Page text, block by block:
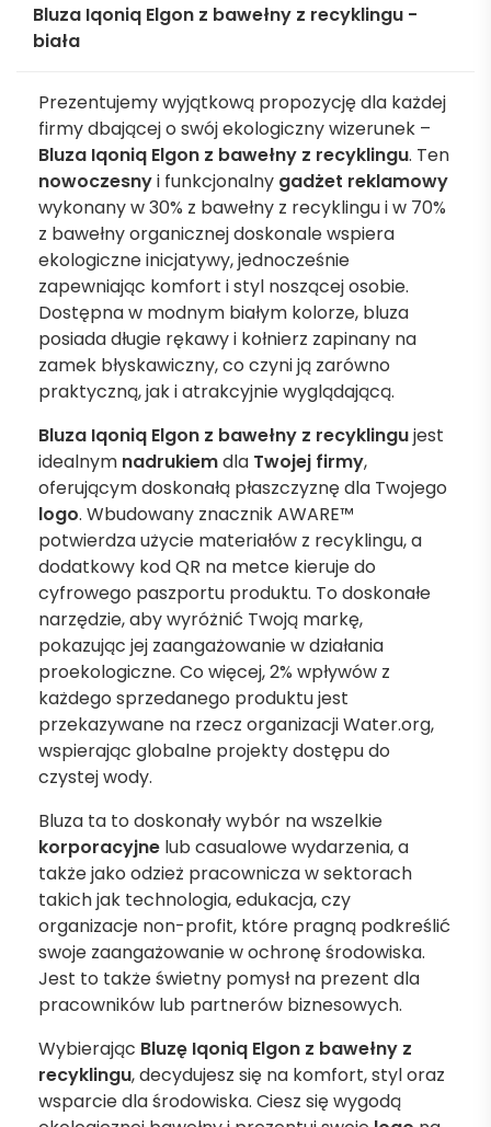
Bluza Iqoniq Elgon z bawełny z recyklingu -
biała
Prezentujemy wyjątkową propozycję dla każdej
firmy dbającej o swój ekologiczny wizerunek –
Bluza Iqoniq Elgon z bawełny z recyklingu. Ten
nowoczesnyi funkcjonalny gadżet reklamowy
wykonany w 30% z bawełny z recyklingu i w 70%
z bawełny organicznej doskonale wspiera
ekologiczne inicjatywy, jednocześnie
zapewniając komfort i styl noszącej osobie.
Dostępna w modnym białym kolorze, bluza
posiada długie rękawy i kołnierz zapinany na
zamek błyskawiczny, co czyni ją zarówno
praktyczną, jak i atrakcyjnie wyglądającą.
Bluza Iqoniq Elgon z bawełny z recyklingujest
idealnym nadrukiemdla Twojej firmy,
oferującym doskonałą płaszczyznę dla Twojego
logo. Wbudowany znacznik AWARE™
potwierdza użycie materiałów z recyklingu, a
dodatkowy kod QR na metce kieruje do
cyfrowego paszportu produktu. To doskonałe
narzędzie, aby wyróżnić Twoją markę,
pokazując jej zaangażowanie w działania
proekologiczne. Co więcej, 2% wpływów z
każdego sprzedanego produktu jest
przekazywane na rzecz organizacji Water.org,
wspierając globalne projekty dostępu do
czystej wody.
Bluza ta to doskonały wybór na wszelkie
korporacyjne lub casualowe wydarzenia, a
także jako odzież pracownicza w sektorach
takich jak technologia, edukacja, czy
organizacje non-profit, które pragną podkreślić
swoje zaangażowanie w ochronę środowiska.
Jest to także świetny pomysł na prezent dla
pracowników lub partnerów biznesowych.
Wybierając Bluzę Iqoniq Elgon z bawełny z
recyklingu, decydujesz się na komfort, styl oraz
wsparcie dla środowiska. Ciesz się wygodą